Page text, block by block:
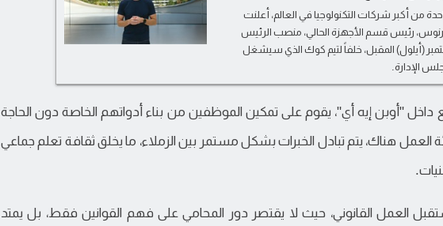
من أكبر شركات التكنولوجيا في العالم، أعلنت
رئيس قسم الأجهزة الحالي، منصب الرئيس
اعتباراً من 1 سبتمبر (أيلول) المقبل، خلفاً لتيم كوك الذي سيشغل
الإدارة.
"أوبن إيه أي"، يقوم على تمكين الموظفين من بناء أدواتهم الخاصة دون الحاجة
العمل هناك، يتم تبادل الخبرات بشكل مستمر بين الزملاء، ما يخلق ثقافة تعلم جماعي
العمل القانوني، حيث لا يقتصر دور المحامي على فهم القوانين فقط، بل يمتد